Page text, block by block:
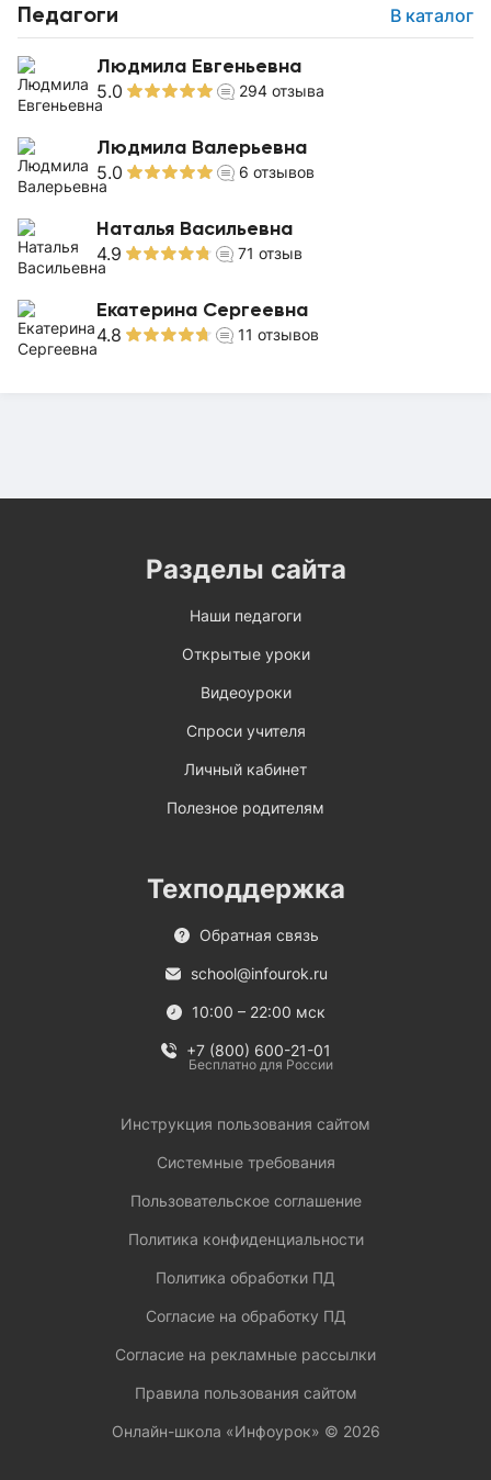
Педагоги В каталог
Людмила Евгеньевна
5.0 294 отзыва
Людмила Валерьевна
5.0 6 отзывов
Наталья Васильевна
4.9 71 отзыв
Екатерина Сергеевна
4.8 11 отзывов
Разделы сайта
Наши педагоги
Открытые уроки
Видеоуроки
Спроси учителя
Личный кабинет
Полезное родителям
Техподдержка
Обратная связь
school@infourok.ru
10:00 – 22:00 мск
+7 (800) 600-21-01
Бесплатно для России
Инструкция пользования сайтом
Системные требования
Пользовательское соглашение
Политика конфиденциальности
Политика обработки ПД
Согласие на обработку ПД
Согласие на рекламные рассылки
Правила пользования сайтом
Онлайн-школа «Инфоурок» © 2026